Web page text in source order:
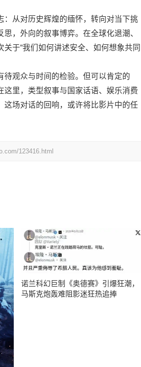
从对历史辉煌的缅怀，转向对当下挑
，外向的叙事博弈。在全球化退潮、
于“我们如何讲述安全、如何想象共同
观众与时间的检验。但可以肯定的
里，类型叙事与国家话语、娱乐消费
场对话的回响，或许将比影片中的任
123416.html
诺兰科幻巨制《奥德赛》引爆狂潮，
马斯克炮轰难阻影迷狂热追捧